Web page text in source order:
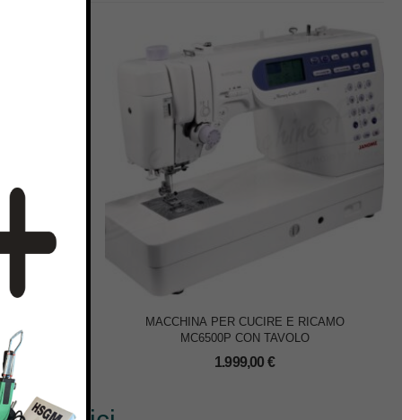
€
MACCHINA PER CUCIRE E RICAMO
MC6500P CON TAVOLO
1.999,00 €